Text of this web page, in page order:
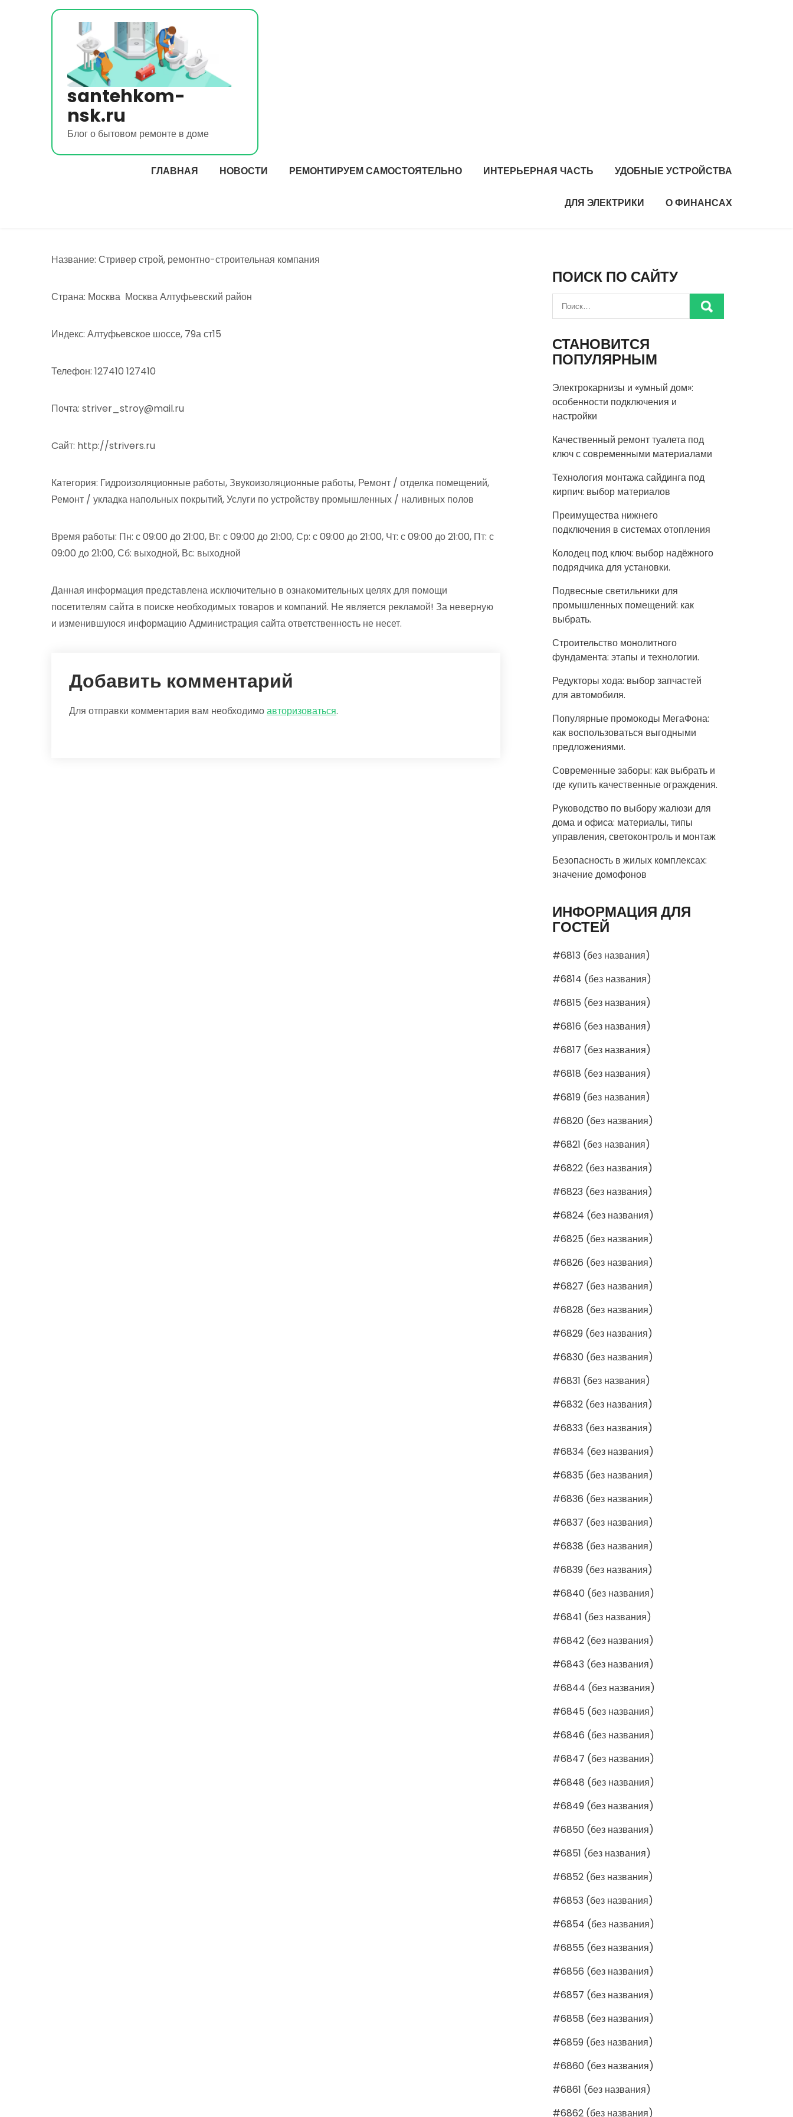
santehkom-
nsk.ru
Блог о бытовом ремонте в доме
ГЛАВНАЯ НОВОСТИ РЕМОНТИРУЕМ САМОСТОЯТЕЛЬНО ИНТЕРЬЕРНАЯ ЧАСТЬ УДОБНЫЕ УСТРОЙСТВА
ДЛЯ ЭЛЕКТРИКИ О ФИНАНСАХ
Название: Стривер строй, ремонтно-строительная компания
Страна: Москва Москва Алтуфьевский район
Индекс: Алтуфьевское шоссе, 79а ст15
Телефон: 127410 127410
Почта: striver_stroy@mail.ru
Cайт: http://strivers.ru
Категория: Гидроизоляционные работы, Звукоизоляционные работы, Ремонт / отделка помещений,
Ремонт / укладка напольных покрытий, Услуги по устройству промышленных / наливных полов
Время работы: Пн: с 09:00 до 21:00, Вт: с 09:00 до 21:00, Ср: с 09:00 до 21:00, Чт: с 09:00 до 21:00, Пт: с
09:00 до 21:00, Сб: выходной, Вс: выходной
Данная информация представлена исключительно в ознакомительных целях для помощи
посетителям сайта в поиске необходимых товаров и компаний. Не является рекламой! За неверную
и изменившуюся информацию Администрация сайта ответственность не несет.
Добавить комментарий
Для отправки комментария вам необходимоавторизоваться.
ПОИСК ПО САЙТУ
СТАНОВИТСЯ
ПОПУЛЯРНЫМ
Электрокарнизы и «умный дом»:
особенности подключения и
настройки
Качественный ремонт туалета под
ключ с современными материалами
Технология монтажа сайдинга под
кирпич: выбор материалов
Преимущества нижнего
подключения в системах отопления
Колодец под ключ: выбор надёжного
подрядчика для установки.
Подвесные светильники для
промышленных помещений: как
выбрать.
Строительство монолитного
фундамента: этапы и технологии.
Редукторы хода: выбор запчастей
для автомобиля.
Популярные промокоды МегаФона:
как воспользоваться выгодными
предложениями.
Современные заборы: как выбрать и
где купить качественные ограждения.
Руководство по выбору жалюзи для
дома и офиса: материалы, типы
управления, светоконтроль и монтаж
Безопасность в жилых комплексах:
значение домофонов
ИНФОРМАЦИЯ ДЛЯ
ГОСТЕЙ
#6813 (без названия)
#6814 (без названия)
#6815 (без названия)
#6816 (без названия)
#6817 (без названия)
#6818 (без названия)
#6819 (без названия)
#6820 (без названия)
#6821 (без названия)
#6822 (без названия)
#6823 (без названия)
#6824 (без названия)
#6825 (без названия)
#6826 (без названия)
#6827 (без названия)
#6828 (без названия)
#6829 (без названия)
#6830 (без названия)
#6831 (без названия)
#6832 (без названия)
#6833 (без названия)
#6834 (без названия)
#6835 (без названия)
#6836 (без названия)
#6837 (без названия)
#6838 (без названия)
#6839 (без названия)
#6840 (без названия)
#6841 (без названия)
#6842 (без названия)
#6843 (без названия)
#6844 (без названия)
#6845 (без названия)
#6846 (без названия)
#6847 (без названия)
#6848 (без названия)
#6849 (без названия)
#6850 (без названия)
#6851 (без названия)
#6852 (без названия)
#6853 (без названия)
#6854 (без названия)
#6855 (без названия)
#6856 (без названия)
#6857 (без названия)
#6858 (без названия)
#6859 (без названия)
#6860 (без названия)
#6861 (без названия)
#6862 (без названия)